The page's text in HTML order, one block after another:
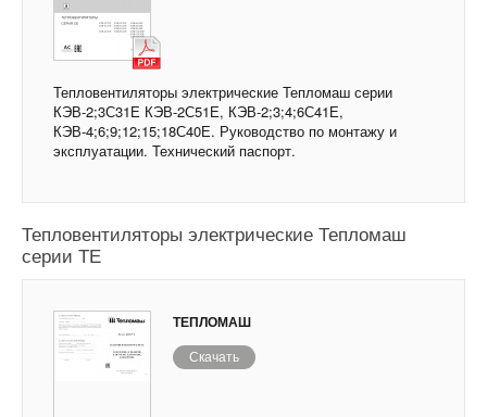
Тепловентиляторы электрические Тепломаш серии
КЭВ-2;3С31Е КЭВ-2С51Е, КЭВ-2;3;4;6С41Е,
КЭВ-4;6;9;12;15;18С40Е. Руководство по монтажу и
эксплуатации. Технический паспорт.
Тепловентиляторы электрические Тепломаш
серии ТЕ
ТЕПЛОМАШ
Скачать